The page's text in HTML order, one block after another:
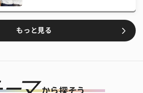
もっと見る